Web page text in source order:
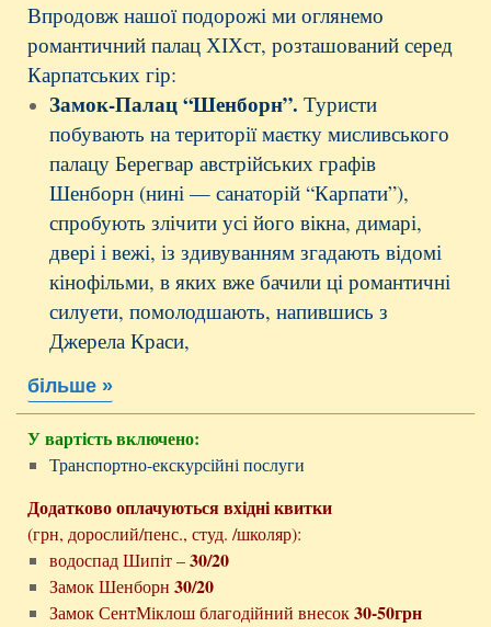
Впродовж нашої подорожі ми оглянемо
романтичний палац ХІХст, розташований серед
Карпатських гір:
Замок-Палац “Шенборн”. Туристи
побувають на території маєтку мисливського
палацу Берегвар австрійських графів
Шенборн (нині — санаторій “Карпати”),
спробують злічити усі його вікна, димарі,
двері і вежі, із здивуванням згадають відомі
кінофільми, в яких вже бачили ці романтичні
силуети, помолодшають, напившись з
Джерела Краси,
більше »
У вартість включено:
Транспортно-екскурсійні послуги
Додатково оплачуються вхідні квитки
(грн, дорослий/пенс., студ. /школяр):
водоспад Шипіт –30/20
Замок Шенборн 30/20
Замок СентМіклош благодійний внесок30-50грн